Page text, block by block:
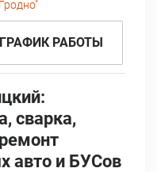
ГРАФИК РАБОТЫ
сварка,
авто и БУСов